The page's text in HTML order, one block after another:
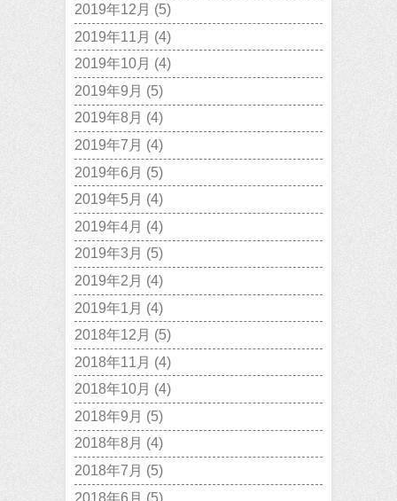
2019年12月 (5)
2019年11月 (4)
2019年10月 (4)
2019年9月 (5)
2019年8月 (4)
2019年7月 (4)
2019年6月 (5)
2019年5月 (4)
2019年4月 (4)
2019年3月 (5)
2019年2月 (4)
2019年1月 (4)
2018年12月 (5)
2018年11月 (4)
2018年10月 (4)
2018年9月 (5)
2018年8月 (4)
2018年7月 (5)
2018年6月 (5)